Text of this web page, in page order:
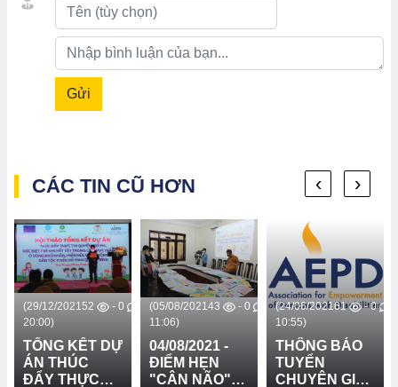
Gửi
CÁC TIN CŨ HƠN
(29/12/2021
20:00)
52 - 0
TỔNG KẾT DỰ
ÁN THÚC
ĐẨY THỰC
(05/08/2021
11:06)
43 - 0
04/08/2021 -
ĐIỂM HẸN
"CÂN NÃO"
(24/06/2021
10:55)
61 - 0
THÔNG BÁO
TUYỂN
CHUYÊN GIA
‹ ›